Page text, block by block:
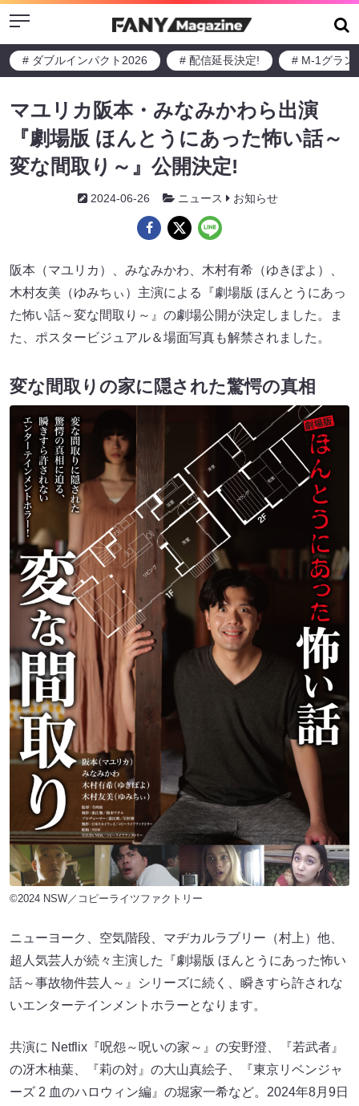
Menu
# ダブルインパクト2026 # 配信延長決定! # M-1グラン
マユリカ阪本・みなみかわら出演
『劇場版 ほんとうにあった怖い話～
変な間取り～』公開決定!
2024-06-26 ニュース お知らせ
阪本（マユリカ）、みなみかわ、木村有希（ゆきぽよ）、
木村友美（ゆみちぃ）主演による『劇場版 ほんとうにあっ
た怖い話～変な間取り～』の劇場公開が決定しました。ま
た、ポスタービジュアル＆場面写真も解禁されました。
変な間取りの家に隠された驚愕の真相
©2024 NSW／コピーライツファクトリー
ニューヨーク、空気階段、マヂカルラブリー（村上）他、
超人気芸人が続々主演した『劇場版 ほんとうにあった怖い
話～事故物件芸人～』シリーズに続く、瞬きすら許されな
いエンターテインメントホラーとなります。
共演に Netflix『呪怨～呪いの家～』の安野澄、『若武者』
の冴木柚葉、『莉の対』の大山真絵子、『東京リベンジャ
ーズ 2 血のハロウィン編』の堀家一希など。2024年8月9日